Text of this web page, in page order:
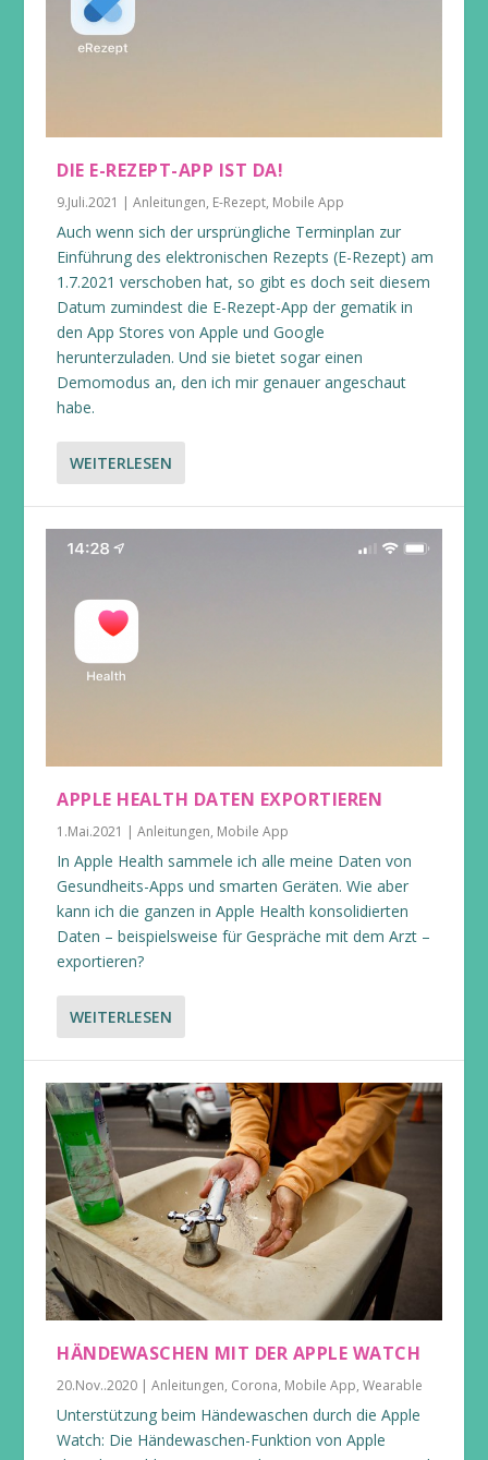
DIE E-REZEPT-APP IST DA!
9.Juli.2021 |Anleitungen, E-Rezept, Mobile App
Auch wenn sich der ursprüngliche Terminplan zur
Einführung des elektronischen Rezepts (E-Rezept) am
1.7.2021 verschoben hat, so gibt es doch seit diesem
Datum zumindest die E-Rezept-App der gematik in
den App Stores von Apple und Google
herunterzuladen. Und sie bietet sogar einen
Demomodus an, den ich mir genauer angeschaut
habe.
WEITERLESEN
APPLE HEALTH DATEN EXPORTIEREN
1.Mai.2021 |Anleitungen, Mobile App
In Apple Health sammele ich alle meine Daten von
Gesundheits-Apps und smarten Geräten. Wie aber
kann ich die ganzen in Apple Health konsolidierten
Daten – beispielsweise für Gespräche mit dem Arzt –
exportieren?
WEITERLESEN
HÄNDEWASCHEN MIT DER APPLE WATCH
20.Nov..2020 |Anleitungen, Corona, Mobile App,Wearable
Unterstützung beim Händewaschen durch die Apple
Watch: Die Händewaschen-Funktion von Apple